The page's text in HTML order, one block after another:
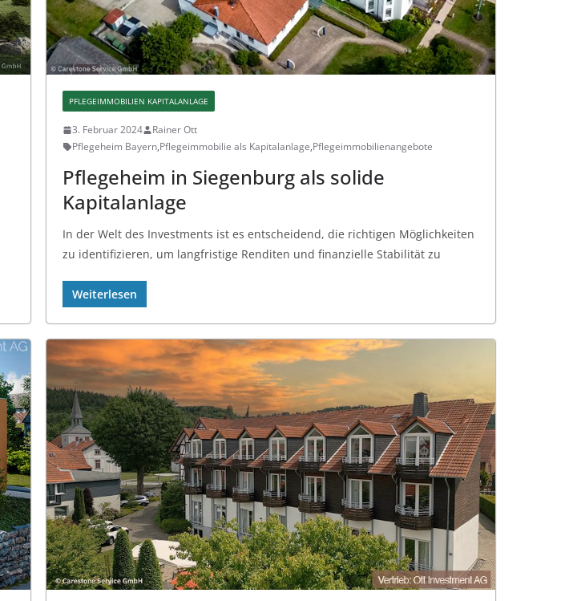
PFLEGEIMMOBILIEN KAPITALANLAGE
3. Februar 2024
Rainer Ott
Pflegeheim Bayern,Pflegeimmobilie als Kapitalanlage,Pflegeimmobilienangebote
Pflegeheim in Siegenburg als solide
Kapitalanlage
In der Welt des Investments ist es entscheidend, die richtigen Möglichkeiten
zu identifizieren, um langfristige Renditen und finanzielle Stabilität zu
Weiterlesen